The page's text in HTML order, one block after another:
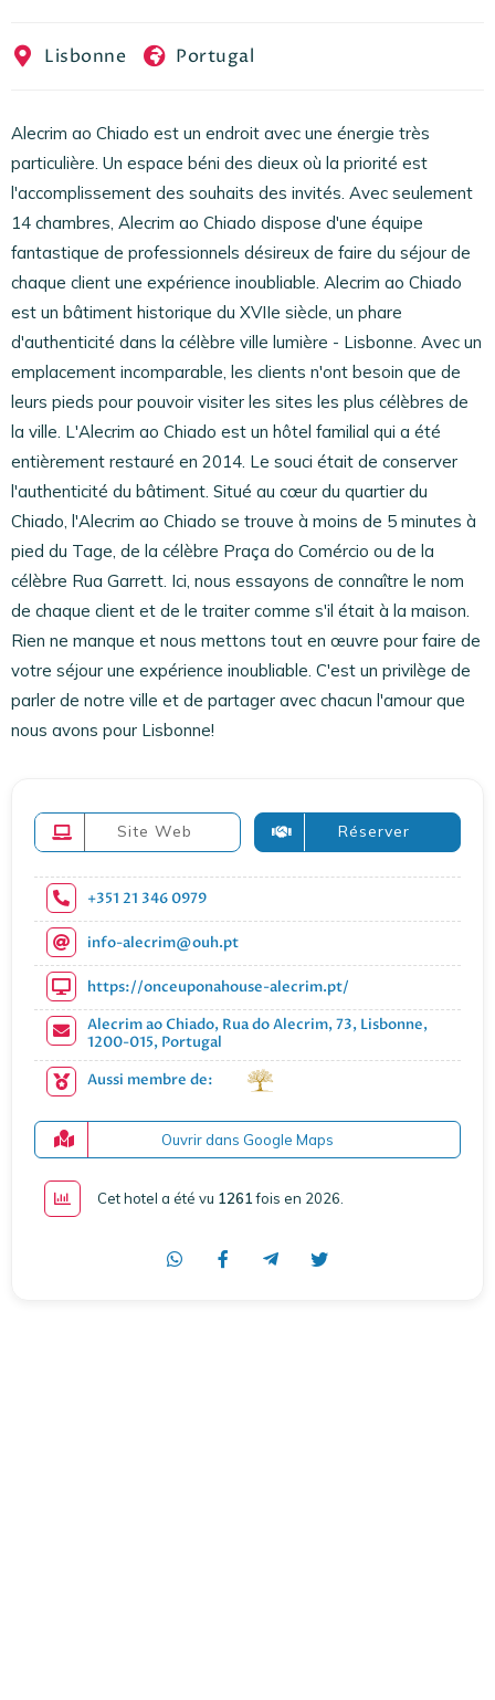
FR
Lisbonne Portugal
Alecrim ao Chiado est un endroit avec une énergie très
particulière. Un espace béni des dieux où la priorité est
l'accomplissement des souhaits des invités. Avec seulement
14 chambres, Alecrim ao Chiado dispose d'une équipe
fantastique de professionnels désireux de faire du séjour de
chaque client une expérience inoubliable. Alecrim ao Chiado
est un bâtiment historique du XVIIe siècle, un phare
d'authenticité dans la célèbre ville lumière - Lisbonne. Avec un
emplacement incomparable, les clients n'ont besoin que de
leurs pieds pour pouvoir visiter les sites les plus célèbres de
la ville. L'Alecrim ao Chiado est un hôtel familial qui a été
entièrement restauré en 2014. Le souci était de conserver
l'authenticité du bâtiment. Situé au cœur du quartier du
Chiado, l'Alecrim ao Chiado se trouve à moins de 5 minutes à
pied du Tage, de la célèbre Praça do Comércio ou de la
célèbre Rua Garrett. Ici, nous essayons de connaître le nom
de chaque client et de le traiter comme s'il était à la maison.
Rien ne manque et nous mettons tout en œuvre pour faire de
votre séjour une expérience inoubliable. C'est un privilège de
parler de notre ville et de partager avec chacun l'amour que
nous avons pour Lisbonne!
Site Web Réserver
+351 21 346 0979
info-alecrim@ouh.pt
https://onceuponahouse-alecrim.pt/
Alecrim ao Chiado, Rua do Alecrim, 73, Lisbonne,
1200-015, Portugal
Aussi membre de:
Ouvrir dans Google Maps
Cet hotel a été vu 1261fois en 2026